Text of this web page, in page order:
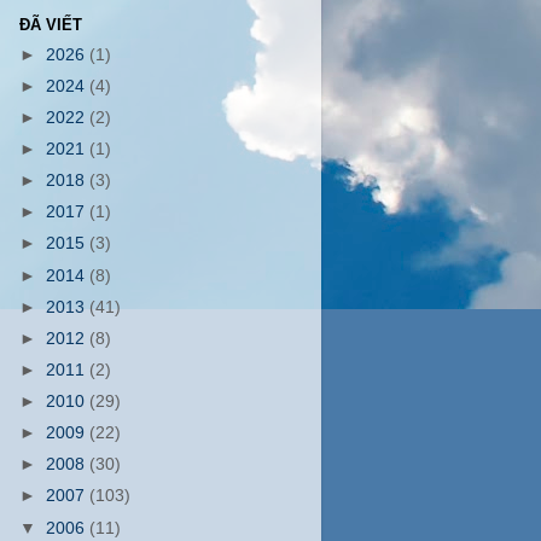
ĐÃ VIẾT
► 2026 (1)
► 2024 (4)
► 2022 (2)
► 2021 (1)
► 2018 (3)
► 2017 (1)
► 2015 (3)
► 2014 (8)
► 2013 (41)
► 2012 (8)
► 2011 (2)
► 2010 (29)
► 2009 (22)
► 2008 (30)
► 2007 (103)
▼ 2006 (11)